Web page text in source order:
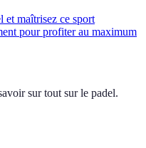
et maîtrisez ce sport
pour profiter au maximum
sur tout sur le padel.